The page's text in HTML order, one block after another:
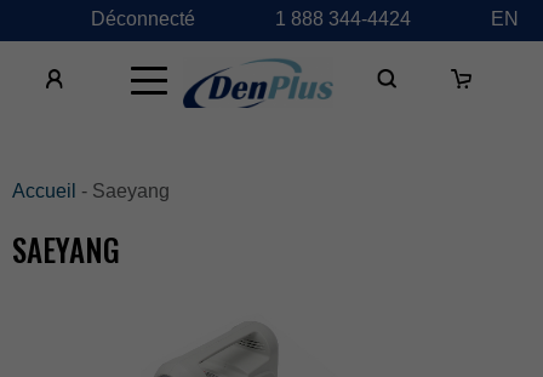
Déconnecté 1888344-4424 EN
×
Accueil -Saeyang
SAEYANG